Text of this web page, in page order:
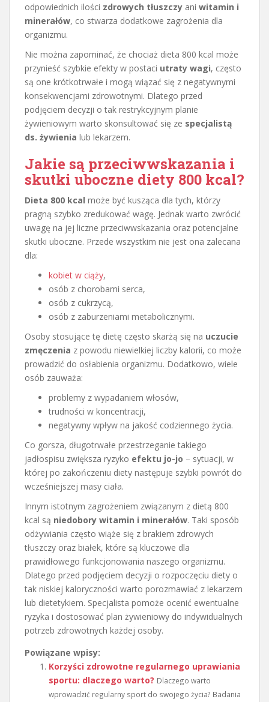
odpowiednich ilości zdrowych tłuszczy ani witamin i
minerałów, co stwarza dodatkowe zagrożenia dla
organizmu.
Nie można zapominać, że chociaż dieta 800 kcal może
przynieść szybkie efekty w postaci utraty wagi, często
są one krótkotrwałe i mogą wiązać się z negatywnymi
konsekwencjami zdrowotnymi. Dlatego przed
podjęciem decyzji o tak restrykcyjnym planie
żywieniowym warto skonsultować się ze specjalistą
ds. żywienia lub lekarzem.
Jakie są przeciwwskazania i
skutki uboczne diety 800 kcal?
Dieta 800 kcal może być kusząca dla tych, którzy
pragną szybko zredukować wagę. Jednak warto zwrócić
uwagę na jej liczne przeciwwskazania oraz potencjalne
skutki uboczne. Przede wszystkim nie jest ona zalecana
dla:
kobiet w ciąży,
osób z chorobami serca,
osób z cukrzycą,
osób z zaburzeniami metabolicznymi.
Osoby stosujące tę dietę często skarżą się na uczucie
zmęczenia z powodu niewielkiej liczby kalorii, co może
prowadzić do osłabienia organizmu. Dodatkowo, wiele
osób zauważa:
problemy z wypadaniem włosów,
trudności w koncentracji,
negatywny wpływ na jakość codziennego życia.
Co gorsza, długotrwałe przestrzeganie takiego
jadłospisu zwiększa ryzyko efektu jo-jo – sytuacji, w
której po zakończeniu diety następuje szybki powrót do
wcześniejszej masy ciała.
Innym istotnym zagrożeniem związanym z dietą 800
kcal są niedobory witamin i minerałów. Taki sposób
odżywiania często wiąże się z brakiem zdrowych
tłuszczy oraz białek, które są kluczowe dla
prawidłowego funkcjonowania naszego organizmu.
Dlatego przed podjęciem decyzji o rozpoczęciu diety o
tak niskiej kaloryczności warto porozmawiać z lekarzem
lub dietetykiem. Specjalista pomoże ocenić ewentualne
ryzyka i dostosować plan żywieniowy do indywidualnych
potrzeb zdrowotnych każdej osoby.
Powiązane wpisy:
Korzyści zdrowotne regularnego uprawiania
sportu: dlaczego warto? Dlaczego warto
wprowadzić regularny sport do swojego życia? Badania